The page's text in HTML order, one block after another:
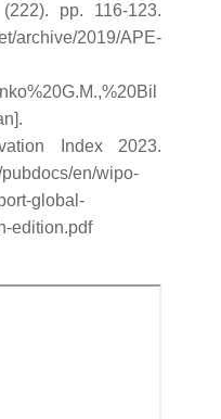
pp. 116-123.
archive/2019/APE-
Index 2023.
en/wipo-
global-
edition.pdf